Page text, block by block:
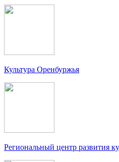
Культура Оренбуржья
Региональный центр развития